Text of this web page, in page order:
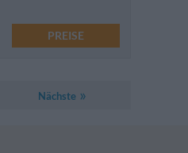
PREISE
Nächste